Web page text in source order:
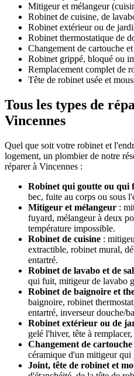
Mitigeur et mélangeur
Robinet de cuisine, de
Robinet extérieur ou de
Robinet thermostatique de
Changement de cartouche
Robinet grippé, bloqué ou
Remplacement complet de
Tête de robinet usée et
Tous les types de
Vincennes
Quel que soit votre robinet et
logement, un plombier de notre
réparer à Vincennes :
Robinet qui goutte ou qui
bec, fuite au corps ou sous
Mitigeur et mélangeur :
fuyard, mélangeur à deux
température impossible.
Robinet de cuisine :
extractible, robinet mural,
entartré.
Robinet de lavabo et de
qui fuit, mitigeur de lavabo
Robinet de baignoire et
baignoire, robinet
entartré, inverseur douche/
Robinet extérieur ou de
gelé l'hiver, tête à
Changement de cartouche
céramique d'un mitigeur
Joint, tête de robinet et